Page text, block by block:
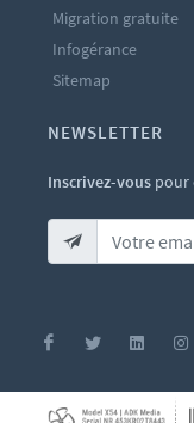
Migration gratuite
Infogérance
Sitemap
NEWSLETTER
Inscrivez-vous pour